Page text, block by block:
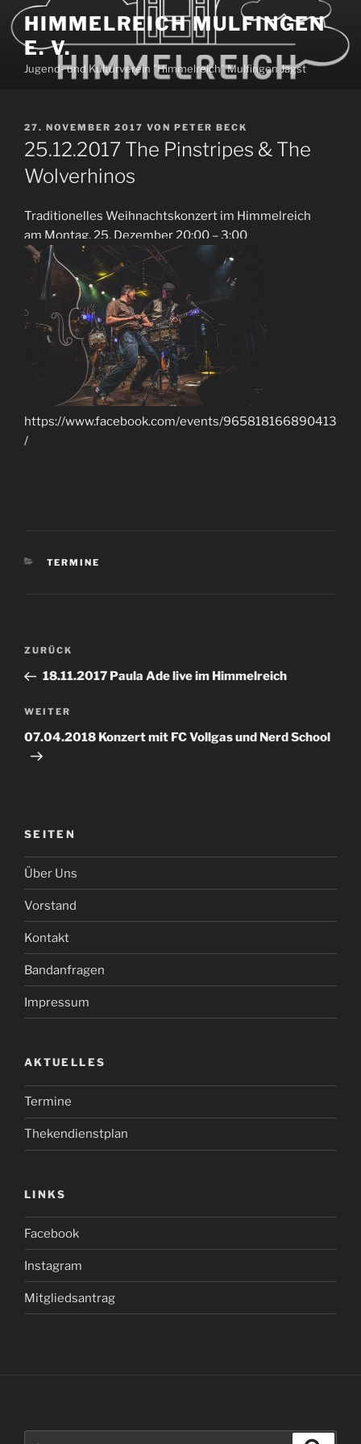
Zum
Inhalt
springen
HIMMELREICH MULFINGEN
E. V.
Jugend- und Kulturverein "Himmelreich" Mulfingen Jagst
VERÖFFENTLICHT
AM
27. NOVEMBER 2017 VON PETER BECK
25.12.2017 The Pinstripes & The
Wolverhinos
Traditionelles Weihnachtskonzert im Himmelreich
am Montag, 25. Dezember 20:00 – 3:00
https://www.facebook.com/events/965818166890413
/
KATEGORIEN
TERMINE
Beitragsnavigation
Vorheriger
Beitrag
ZURÜCK
18.11.2017 Paula Ade live im Himmelreich
Nächster
Beitrag
WEITER
07.04.2018 Konzert mit FC Vollgas und Nerd School
SEITEN
Über Uns
Vorstand
Kontakt
Bandanfragen
Impressum
AKTUELLES
Termine
Thekendienstplan
LINKS
Facebook
Instagram
Mitgliedsantrag